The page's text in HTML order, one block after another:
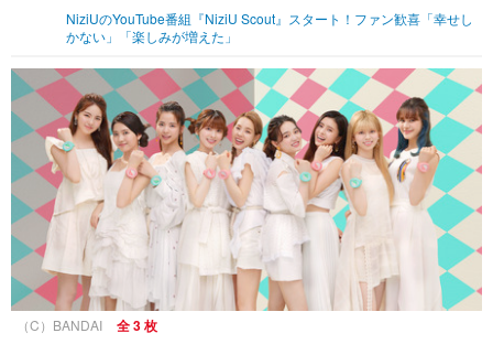
ショッピング その他
NiziUのYouTube番組『NiziU Scout』スタート！ファン歓喜「幸せし
かない」「楽しみが増えた」
（C）BANDAI 全 3 枚